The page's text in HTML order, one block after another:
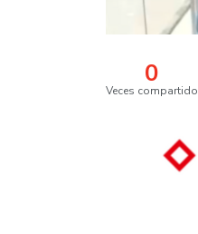
0
Veces compartido